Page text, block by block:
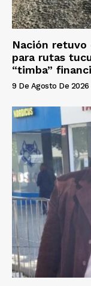
Nación retuvo
para rutas
“timba”
9 De Agosto De 2026